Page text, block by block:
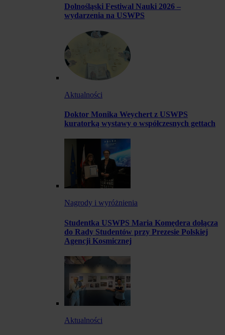
Dolnośląski Festiwal Nauki 2026 –
wydarzenia na USWPS
Aktualności
Doktor Monika Weychert z USWPS
kuratorką wystawy o współczesnych gettach
Nagrody i wyróżnienia
Studentka USWPS Maria Komędera dołącza
do Rady Studentów przy Prezesie Polskiej
Agencji Kosmicznej
Aktualności